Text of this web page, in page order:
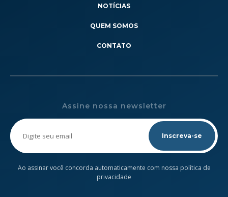
NOTÍCIAS
QUEM SOMOS
CONTATO
Assine nossa newsletter
Please
leave
this
field
Ao assinar você concorda automaticamente com nossa política de
privacidade